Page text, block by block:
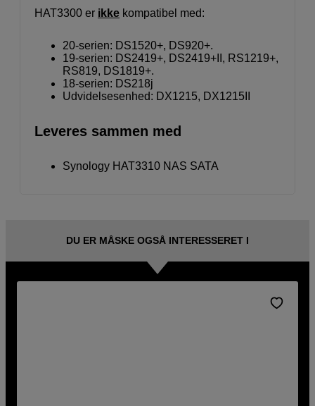
HAT3300 er ikke kompatibel med:
20-serien: DS1520+, DS920+.
19-serien: DS2419+, DS2419+II, RS1219+,
RS819, DS1819+.
18-serien: DS218j
Udvidelsesenhed: DX1215, DX1215II
Leveres sammen med
Synology HAT3310 NAS SATA
DU ER MÅSKE OGSÅ INTERESSERET I